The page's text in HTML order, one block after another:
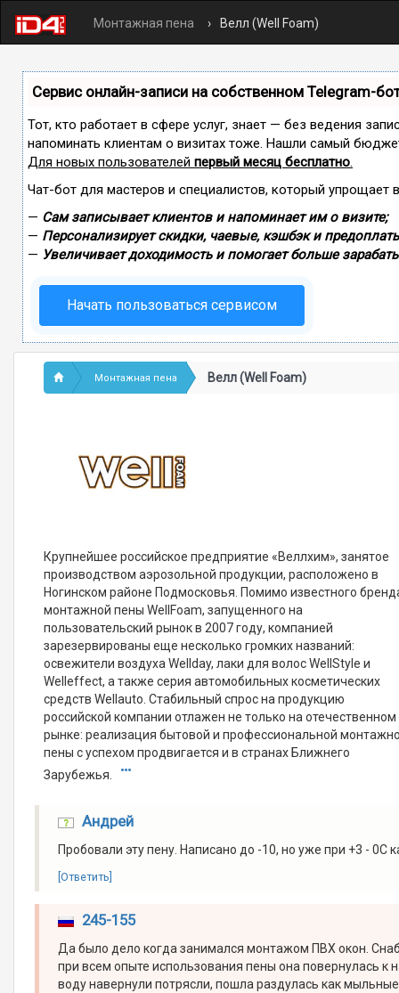
Монтажная пена Велл (Well Foam)
Сервис онлайн-записи на собственном Telegram-
Тот, кто работает в сфере услуг, знает — без ведения
напоминать клиентам о визитах тоже. Нашли самый
Для новых пользователей первый месяц бесплатно.
Чат-бот для мастеров и специалистов, который упрощает
— Сам записывает клиентов и напоминает им о визите;
— Персонализирует скидки, чаевые, кэшбэк и
— Увеличивает доходимость и помогает больше
Начать пользоваться сервисом
Монтажная пена Велл (Well Foam)
Крупнейшее российское предприятие «Веллхим», занятое
производством аэрозольной продукции, расположено в
Ногинском районе Подмосковья. Помимо известного
монтажной пены WellFoam, запущенного на
пользовательский рынок в 2007 году, компанией
зарезервированы еще несколько громких названий:
освежители воздуха Wellday, лаки для волос WellStyle и
Welleffect, а также серия автомобильных косметических
средств Wellauto. Стабильный спрос на продукцию
российской компании отлажен не только на отечественном
рынке: реализация бытовой и профессиональной
пены с успехом продвигается и в странах Ближнего
Зарубежья.
Андрей
Пробовали эту пену. Написано до -10, но уже при +3 - 0С
[Ответить]
245-155
Да было дело когда занимался монтажом ПВХ окон.
при всем опыте использования пены она повернулась к
воду навернули потрясли, пошла раздулась как